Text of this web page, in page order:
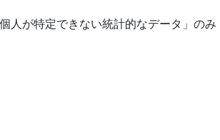
人が特定できない統計的なデータ」のみ